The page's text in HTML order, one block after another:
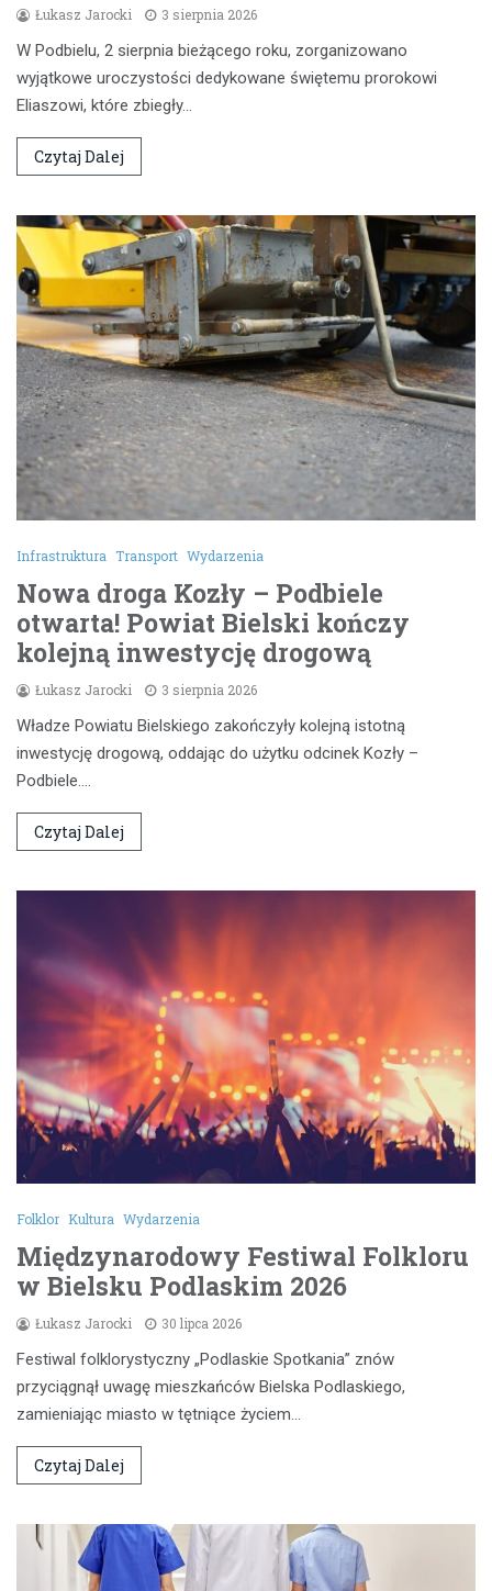
Łukasz Jarocki 3 sierpnia 2026
W Podbielu, 2 sierpnia bieżącego roku, zorganizowano
wyjątkowe uroczystości dedykowane świętemu prorokowi
Eliaszowi, które zbiegły…
Czytaj Dalej
Infrastruktura Transport Wydarzenia
Nowa droga Kozły – Podbiele
otwarta! Powiat Bielski kończy
kolejną inwestycję drogową
Łukasz Jarocki 3 sierpnia 2026
Władze Powiatu Bielskiego zakończyły kolejną istotną
inwestycję drogową, oddając do użytku odcinek Kozły –
Podbiele.…
Czytaj Dalej
Folklor Kultura Wydarzenia
Międzynarodowy Festiwal Folkloru
w Bielsku Podlaskim 2026
Łukasz Jarocki 30 lipca 2026
Festiwal folklorystyczny „Podlaskie Spotkania” znów
przyciągnął uwagę mieszkańców Bielska Podlaskiego,
zamieniając miasto w tętniące życiem…
Czytaj Dalej